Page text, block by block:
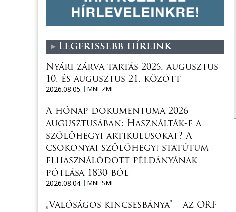
Legfrissebb híreink
Nyári zárva tartás 2026. augusztus
10. és augusztus 21. között
2026.08.05.
MNL ZML
A hónap dokumentuma 2026
augusztusában: Használták-e a
szőlőhegyi artikulusokat? A
csokonyai szőlőhegyi statútum
elhasználódott példányának
pótlása 1830-ból
2026.08.04.
MNL SML
„Valóságos kincsesbánya” – az ORF